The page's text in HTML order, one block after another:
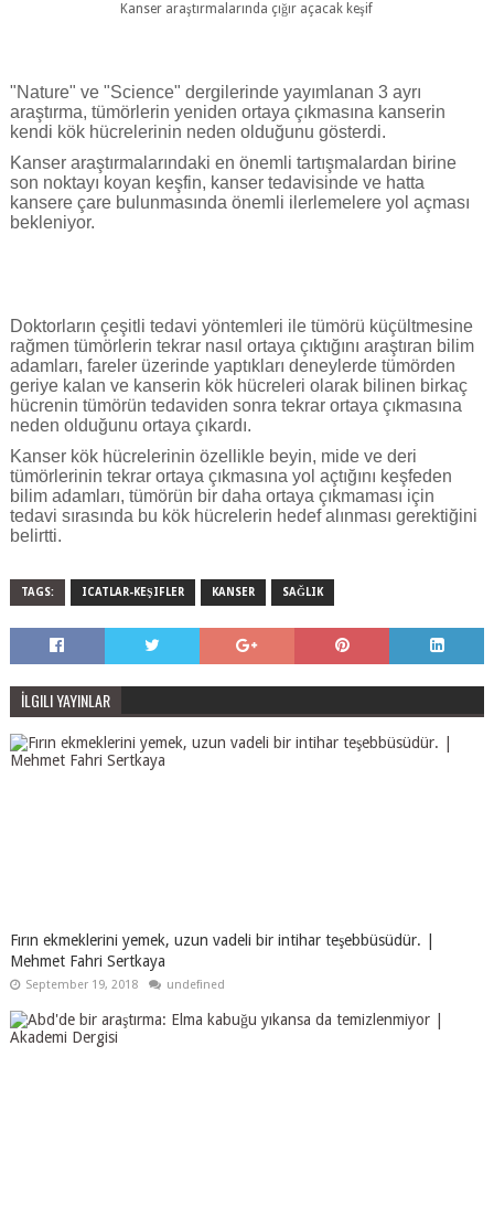
Kanser araştırmalarında çığır açacak keşif
"Nature" ve "Science" dergilerinde yayımlanan 3 ayrı
araştırma, tümörlerin yeniden ortaya çıkmasına kanserin
kendi kök hücrelerinin neden olduğunu gösterdi.
Kanser araştırmalarındaki en önemli tartışmalardan birine
son noktayı koyan keşfin, kanser tedavisinde ve hatta
kansere çare bulunmasında önemli ilerlemelere yol açması
bekleniyor.
Doktorların çeşitli tedavi yöntemleri ile tümörü küçültmesine
rağmen tümörlerin tekrar nasıl ortaya çıktığını araştıran bilim
adamları, fareler üzerinde yaptıkları deneylerde tümörden
geriye kalan ve kanserin kök hücreleri olarak bilinen birkaç
hücrenin tümörün tedaviden sonra tekrar ortaya çıkmasına
neden olduğunu ortaya çıkardı.
Kanser kök hücrelerinin özellikle beyin, mide ve deri
tümörlerinin tekrar ortaya çıkmasına yol açtığını keşfeden
bilim adamları, tümörün bir daha ortaya çıkmaması için
tedavi sırasında bu kök hücrelerin hedef alınması gerektiğini
belirtti.
TAGS: ICATLAR-KEŞIFLER KANSER SAĞLIK
İLGILI YAYINLAR
Fırın ekmeklerini yemek, uzun vadeli bir intihar teşebbüsüdür. |
Mehmet Fahri Sertkaya
September 19, 2018 undefined